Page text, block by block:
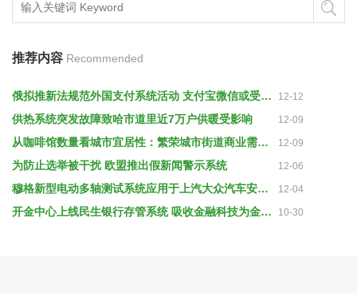
推荐内容 Recommended
俄拟推新法规范外国支付系统活动 支付宝微信或受影响 12-12
供热系统突发故障致哈市道里近7万户供暖受影响 12-09
从咖啡馆数量看城市宜居性：繁荣城市街道商业需建步行道系统 12-09
为防止选举被干扰 欧盟推出假新闻警示系统 12-06
穆格新型电动多轴测试系统应用于上汽大众汽车安全带测试 12-04
开金中心上线民生银行存管系统 吸收金融科技为金融服务提质增效 10-30